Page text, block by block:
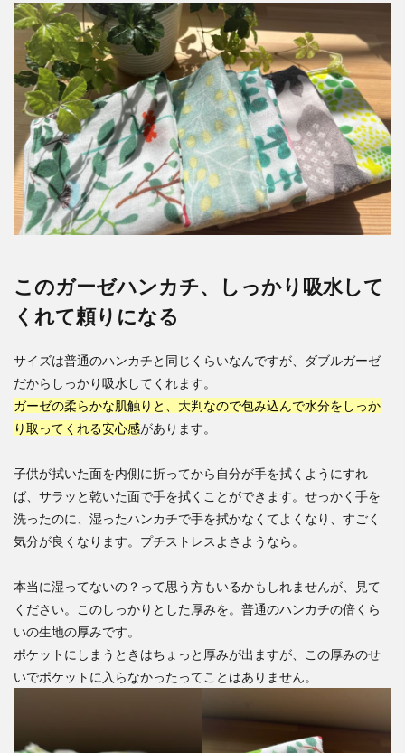
このガーゼハンカチ、しっかり吸水して
くれて頼りになる
サイズは普通のハンカチと同じくらいなんですが、ダブルガーゼ
だからしっかり吸水してくれます。
ガーゼの柔らかな肌触りと、大判なので包み込んで水分をしっか
り取ってくれる安心感があります。
子供が拭いた面を内側に折ってから自分が手を拭くようにすれ
ば、サラッと乾いた面で手を拭くことができます。せっかく手を
洗ったのに、湿ったハンカチで手を拭かなくてよくなり、すごく
気分が良くなります。プチストレスよさようなら。
本当に湿ってないの？って思う方もいるかもしれませんが、見て
ください。このしっかりとした厚みを。普通のハンカチの倍くら
いの生地の厚みです。
ポケットにしまうときはちょっと厚みが出ますが、この厚みのせ
いでポケットに入らなかったってことはありません。